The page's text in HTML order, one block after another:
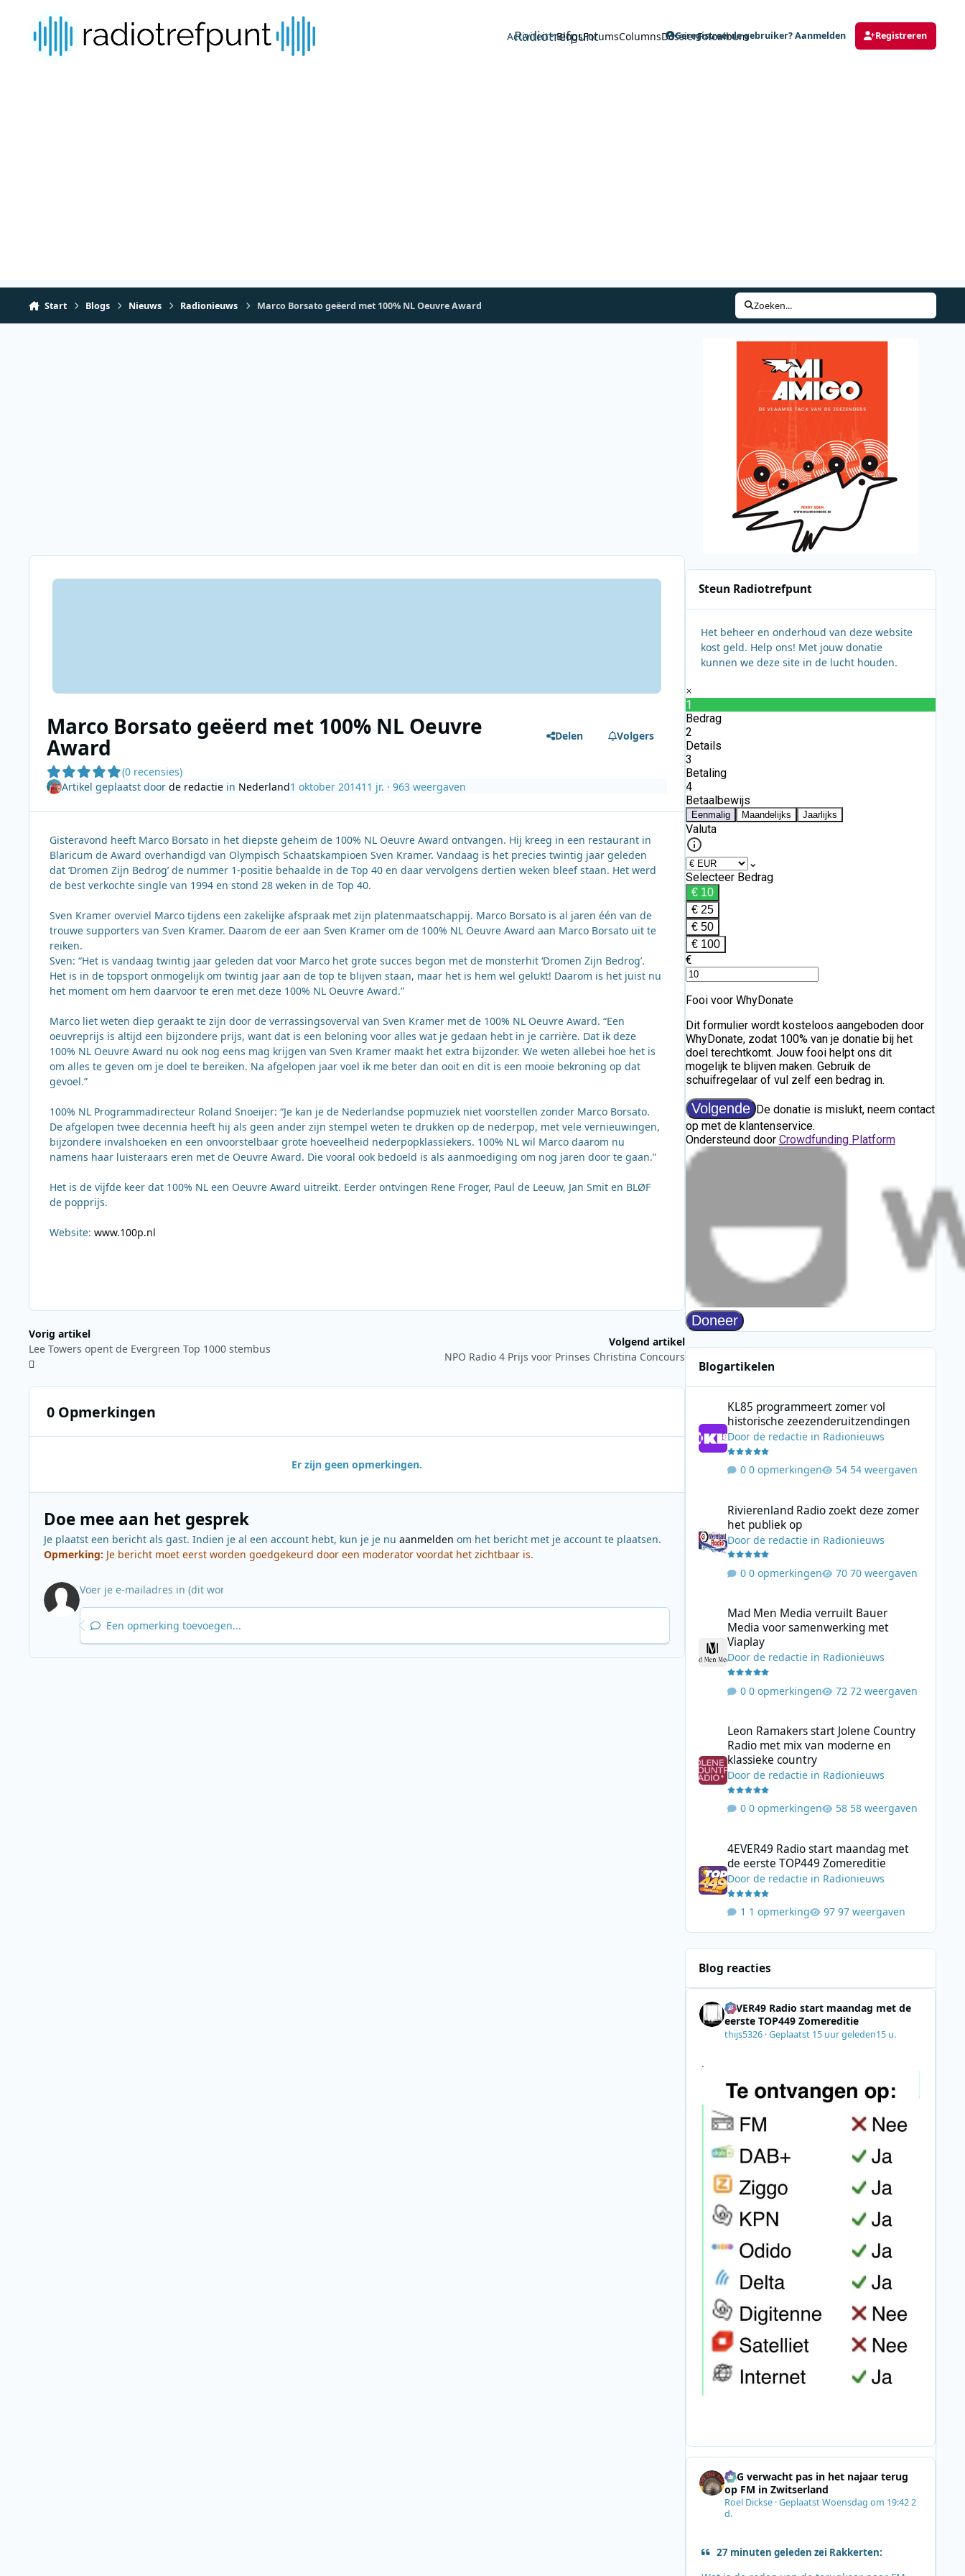
Radiotrefpunt
Activiteit BlogsForumsColumnsDossierFotoalbum
Geregistreerde gebruiker? Aanmelden Registreren
Start Blogs Nieuws Radionieuws Marco Borsato geëerd met 100% NL Oeuvre Award Zoeken...
Marco Borsato geëerd met 100% NL Oeuvre
Award
(0 recensies)
Delen Volgers
Artikel geplaatst door de redactiein Nederland1 oktober 201411 jr. · 963 weergaven
Gisteravond heeft Marco Borsato in het diepste geheim de 100% NL Oeuvre Award ontvangen. Hij kreeg in een restaurant in
Blaricum de Award overhandigd van Olympisch Schaatskampioen Sven Kramer. Vandaag is het precies twintig jaar geleden
dat ‘Dromen Zijn Bedrog’ de nummer 1-positie behaalde in de Top 40 en daar vervolgens dertien weken bleef staan. Het werd
de best verkochte single van 1994 en stond 28 weken in de Top 40.
Sven Kramer overviel Marco tijdens een zakelijke afspraak met zijn platenmaatschappij. Marco Borsato is al jaren één van de
trouwe supporters van Sven Kramer. Daarom de eer aan Sven Kramer om de 100% NL Oeuvre Award aan Marco Borsato uit te
reiken.
Sven: “Het is vandaag twintig jaar geleden dat voor Marco het grote succes begon met de monsterhit ‘Dromen Zijn Bedrog’.
Het is in de topsport onmogelijk om twintig jaar aan de top te blijven staan, maar het is hem wel gelukt! Daarom is het juist nu
het moment om hem daarvoor te eren met deze 100% NL Oeuvre Award.”
Marco liet weten diep geraakt te zijn door de verrassingsoverval van Sven Kramer met de 100% NL Oeuvre Award. “Een
oeuvreprijs is altijd een bijzondere prijs, want dat is een beloning voor alles wat je gedaan hebt in je carrière. Dat ik deze
100% NL Oeuvre Award nu ook nog eens mag krijgen van Sven Kramer maakt het extra bijzonder. We weten allebei hoe het is
om alles te geven om je doel te bereiken. Na afgelopen jaar voel ik me beter dan ooit en dit is een mooie bekroning op dat
gevoel.”
100% NL Programmadirecteur Roland Snoeijer: “Je kan je de Nederlandse popmuziek niet voorstellen zonder Marco Borsato.
De afgelopen twee decennia heeft hij als geen ander zijn stempel weten te drukken op de nederpop, met vele vernieuwingen,
bijzondere invalshoeken en een onvoorstelbaar grote hoeveelheid nederpopklassiekers. 100% NL wil Marco daarom nu
namens haar luisteraars eren met de Oeuvre Award. Die vooral ook bedoeld is als aanmoediging om nog jaren door te gaan.”
Het is de vijfde keer dat 100% NL een Oeuvre Award uitreikt. Eerder ontvingen Rene Froger, Paul de Leeuw, Jan Smit en BLØF
de popprijs.
Website: www.100p.nl
Vorig artikel
Lee Towers opent de Evergreen Top 1000 stembus
Volgend artikel
NPO Radio 4 Prijs voor Prinses Christina Concours
0 Opmerkingen
Er zijn geen opmerkingen.
Doe mee aan het gesprek
Je plaatst een bericht als gast. Indien je al een account hebt, kun je je nu aanmelden om het bericht met je account te plaatsen.
Opmerking: Je bericht moet eerst worden goedgekeurd door een moderator voordat het zichtbaar is.
Een opmerking toevoegen...
Steun Radiotrefpunt
Het beheer en onderhoud van deze website
kost geld. Help ons! Met jouw donatie
kunnen we deze site in de lucht houden.
Blogartikelen
KL85 programmeert zomer vol historische
KL85 programmeert zomer vol
historische zeezenderuitzendingen
Door de redactiein Radionieuws
0 opmerkingen 54 weergaven
Rivierenland Radio zoekt deze zomer
het publiek op
Door de redactiein Radionieuws
0 opmerkingen 70 weergaven
Mad Men Media verruilt Bauer
Media voor samenwerking met
Viaplay
Door de redactiein Radionieuws
0 opmerkingen 72 weergaven
Leon Ramakers start Jolene Country
Radio met mix van moderne en
klassieke country
Door de redactiein Radionieuws
0 opmerkingen 58 weergaven
4EVER49 Radio start maandag met
de eerste TOP449 Zomereditie
Door de redactiein Radionieuws
1 opmerking 97 weergaven
Blog reacties
4EVER49 Radio start maandag met de
eerste TOP449 Zomereditie
thijs5326·Geplaatst 15 uur geleden15 u.
.
SRG verwacht pas in het najaar terug
op FM in Zwitserland
Roel Dickse·GeplaatstWoensdag om 19:422
d.
27 minuten geleden zei Rakkerten: